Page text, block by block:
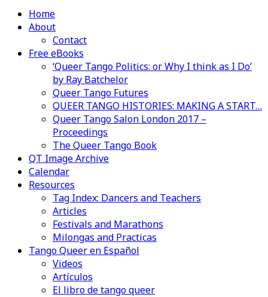
Home
About
Contact
Free eBooks
‘Queer Tango Politics: or Why I think as I Do’
by Ray Batchelor
Queer Tango Futures
QUEER TANGO HISTORIES: MAKING A START…
Queer Tango Salon London 2017 –
Proceedings
The Queer Tango Book
QT Image Archive
Calendar
Resources
Tag Index: Dancers and Teachers
Articles
Festivals and Marathons
Milongas and Practicas
Tango Queer en Español
Videos
Artículos
El libro de tango queer